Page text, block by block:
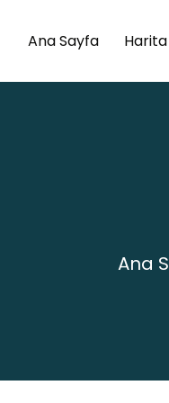
Ana Sayfa Harita
Ana